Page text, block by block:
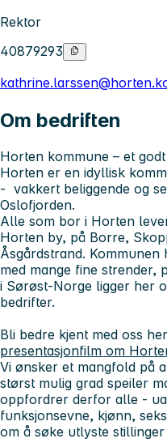
Rektor
40879293
Om bedriften
Horten kommune – et
Horten er en idyllisk
- vakkert beliggende og
Oslofjorden.
Alle som bor i Horten
Horten by, på Borre,
Åsgårdstrand.
med mange fine strender,
i Sørøst-Norge ligger her
bedrifter.
Bli bedre kjent med oss
presentasjonfilm om
Vi ønsker et mangfold på
størst mulig grad speiler
oppfordrer derfor alle -
funksjonsevne, kjønn,
om å søke utlyste